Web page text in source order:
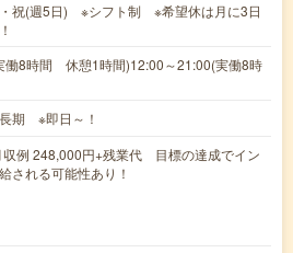
・祝(週5日) ※シフト制 ※希望休は月に3日
働8時間 休憩1時間)12:00～21:00(実働8時
長期 ※即日～！
例 248,000円+残業代 目標の達成でイン
される可能性あり！